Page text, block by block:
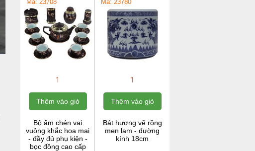
Mã: 23708
1
Thêm vào giỏ
Bộ ấm chén vai
vuông khắc hoa mai
- đầy đủ phụ kiện -
bọc đồng cao cấp
Mã: 23780
1
Thêm vào giỏ
Bát hương vẽ rồng
men lam - đường
kính 18cm